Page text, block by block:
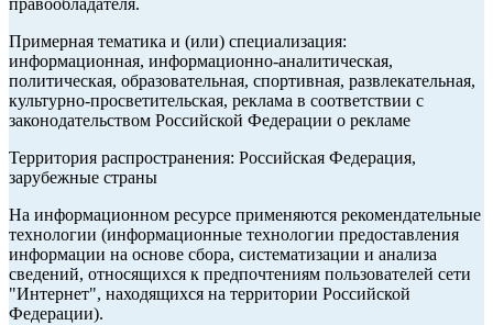
правообладателя.
Примерная тематика и (или) специализация:
информационная, информационно-аналитическая,
политическая, образовательная, спортивная, развлекательная,
культурно-просветительская, реклама в соответствии с
законодательством Российской Федерации о рекламе
Территория распространения: Российская Федерация,
зарубежные страны
На информационном ресурсе применяются рекомендательные
технологии (информационные технологии предоставления
информации на основе сбора, систематизации и анализа
сведений, относящихся к предпочтениям пользователей сети
"Интернет", находящихся на территории Российской
Федерации).